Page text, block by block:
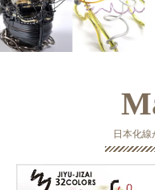
日本化線